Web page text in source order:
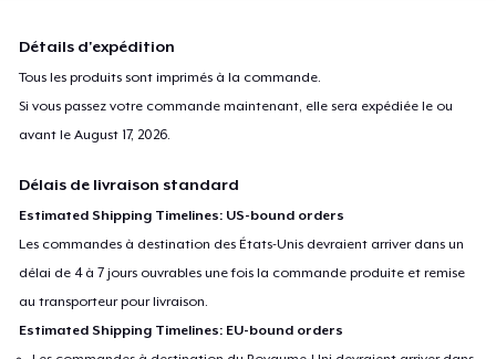
Détails d'expédition
Tous les produits sont imprimés à la commande.
Si vous passez votre commande maintenant, elle sera expédiée le ou
avant leAugust 17, 2026.
Délais de livraison standard
Estimated Shipping Timelines: US-bound orders
Les commandes à destination des États-Unis devraient arriver dans un
délai de 4 à 7 jours ouvrables une fois la commande produite et remise
au transporteur pour livraison.
Estimated Shipping Timelines: EU-bound orders